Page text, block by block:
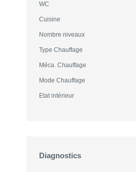
WC
Cuisine
Nombre niveaux
Type Chauffage
Méca. Chauffage
Mode Chauffage
Etat intérieur
Diagnostics